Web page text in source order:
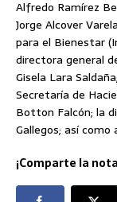
Alfredo Ramírez
Jorge Alcover
para el Bienestar
directora general
Gisela Lara
Secretaría de
Botton Falcón; la
Gallegos; así
¡Comparte la